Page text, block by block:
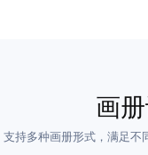
画
支持多种画册形式，满足不